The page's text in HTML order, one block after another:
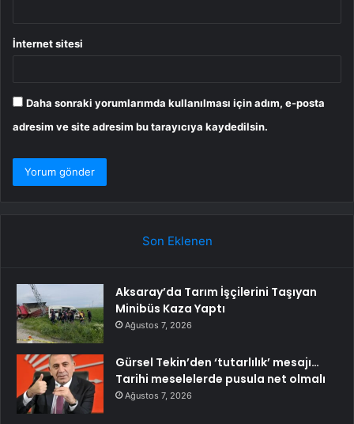
İnternet sitesi
Daha sonraki yorumlarımda kullanılması için adım, e-posta
adresim ve site adresim bu tarayıcıya kaydedilsin.
Son Eklenen
Aksaray’da Tarım İşçilerini Taşıyan
Minibüs Kaza Yaptı
Ağustos 7, 2026
Gürsel Tekin’den ‘tutarlılık’ mesajı…
Tarihi meselelerde pusula net olmalı
Ağustos 7, 2026